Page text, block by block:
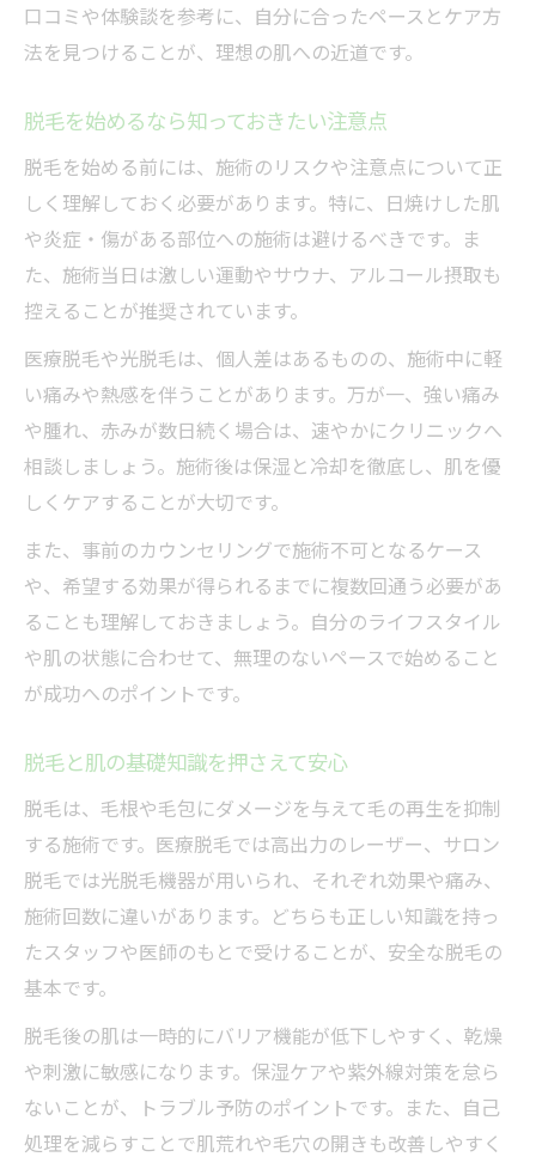
口コミや体験談を参考に、自分に合ったペースとケア方
法を見つけることが、理想の肌への近道です。
脱毛を始めるなら知っておきたい注意点
脱毛を始める前には、施術のリスクや注意点について正
しく理解しておく必要があります。特に、日焼けした肌
や炎症・傷がある部位への施術は避けるべきです。ま
た、施術当日は激しい運動やサウナ、アルコール摂取も
控えることが推奨されています。
医療脱毛や光脱毛は、個人差はあるものの、施術中に軽
い痛みや熱感を伴うことがあります。万が一、強い痛み
や腫れ、赤みが数日続く場合は、速やかにクリニックへ
相談しましょう。施術後は保湿と冷却を徹底し、肌を優
しくケアすることが大切です。
また、事前のカウンセリングで施術不可となるケース
や、希望する効果が得られるまでに複数回通う必要があ
ることも理解しておきましょう。自分のライフスタイル
や肌の状態に合わせて、無理のないペースで始めること
が成功へのポイントです。
脱毛と肌の基礎知識を押さえて安心
脱毛は、毛根や毛包にダメージを与えて毛の再生を抑制
する施術です。医療脱毛では高出力のレーザー、サロン
脱毛では光脱毛機器が用いられ、それぞれ効果や痛み、
施術回数に違いがあります。どちらも正しい知識を持っ
たスタッフや医師のもとで受けることが、安全な脱毛の
基本です。
脱毛後の肌は一時的にバリア機能が低下しやすく、乾燥
や刺激に敏感になります。保湿ケアや紫外線対策を怠ら
ないことが、トラブル予防のポイントです。また、自己
処理を減らすことで肌荒れや毛穴の開きも改善しやすく